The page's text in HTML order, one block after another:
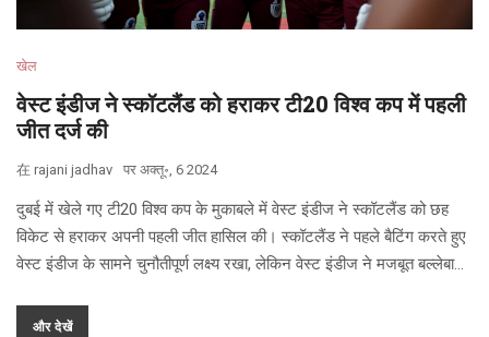
खेल
वेस्ट इंडीज ने स्कॉटलैंड को हराकर टी20 विश्व कप में पहली
जीत दर्ज की
在 rajani jadhav पर अक्तू॰, 6 2024
दुबई में खेले गए टी20 विश्व कप के मुकाबले में वेस्ट इंडीज ने स्कॉटलैंड को छह
विकेट से हराकर अपनी पहली जीत हासिल की। स्कॉटलैंड ने पहले बैटिंग करते हुए
वेस्ट इंडीज के सामने चुनौतीपूर्ण लक्ष्य रखा, लेकिन वेस्ट इंडीज ने मजबूत बल्लेबाजी
कप्तान हेली मैथ्यूज ने टीम के प्रदर्शन की सराहना की।
और देखें